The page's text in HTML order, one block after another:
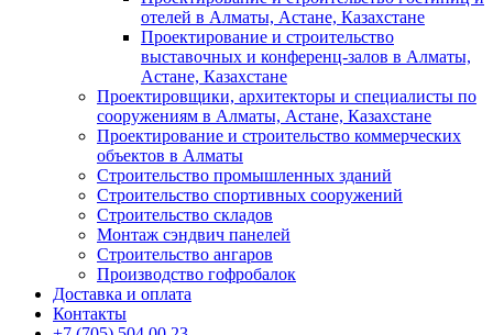
отелей в Алматы, Астане, Казахстане
Проектирование и строительство
выставочных и конференц-залов в Алматы,
Астане, Казахстане
Проектировщики, архитекторы и специалисты по
сооружениям в Алматы, Астане, Казахстане
Проектирование и строительство коммерческих
объектов в Алматы
Строительство промышленных зданий
Строительство спортивных сооружений
Строительство складов
Монтаж сэндвич панелей
Строительство ангаров
Производство гофробалок
Доставка и оплата
Контакты